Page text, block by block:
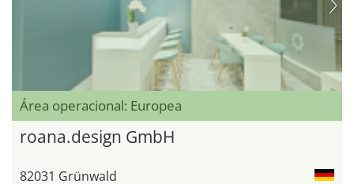
Área operacional: Europea
roana.design GmbH
82031 Grünwald